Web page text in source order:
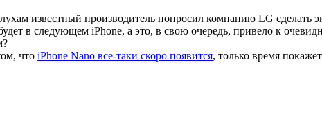
известный производитель попросил компанию LG сделать
в следующем iPhone, а это, в свою очередь, привело к
что iPhone Nano все-таки скоро появится, только время